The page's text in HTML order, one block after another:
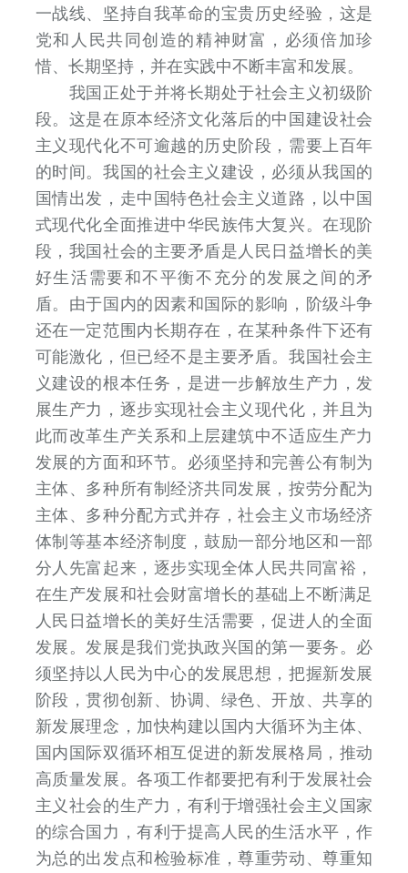
一战线、坚持自我革命的宝贵历史经验，这是
党和人民共同创造的精神财富，必须倍加珍
惜、长期坚持，并在实践中不断丰富和发展。
我国正处于并将长期处于社会主义初级阶
段。这是在原本经济文化落后的中国建设社会
主义现代化不可逾越的历史阶段，需要上百年
的时间。我国的社会主义建设，必须从我国的
国情出发，走中国特色社会主义道路，以中国
式现代化全面推进中华民族伟大复兴。在现阶
段，我国社会的主要矛盾是人民日益增长的美
好生活需要和不平衡不充分的发展之间的矛
盾。由于国内的因素和国际的影响，阶级斗争
还在一定范围内长期存在，在某种条件下还有
可能激化，但已经不是主要矛盾。我国社会主
义建设的根本任务，是进一步解放生产力，发
展生产力，逐步实现社会主义现代化，并且为
此而改革生产关系和上层建筑中不适应生产力
发展的方面和环节。必须坚持和完善公有制为
主体、多种所有制经济共同发展，按劳分配为
主体、多种分配方式并存，社会主义市场经济
体制等基本经济制度，鼓励一部分地区和一部
分人先富起来，逐步实现全体人民共同富裕，
在生产发展和社会财富增长的基础上不断满足
人民日益增长的美好生活需要，促进人的全面
发展。发展是我们党执政兴国的第一要务。必
须坚持以人民为中心的发展思想，把握新发展
阶段，贯彻创新、协调、绿色、开放、共享的
新发展理念，加快构建以国内大循环为主体、
国内国际双循环相互促进的新发展格局，推动
高质量发展。各项工作都要把有利于发展社会
主义社会的生产力，有利于增强社会主义国家
的综合国力，有利于提高人民的生活水平，作
为总的出发点和检验标准，尊重劳动、尊重知